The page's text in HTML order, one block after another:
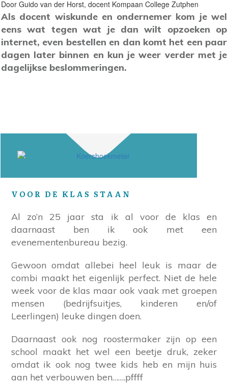
Door Guido van der Horst, docent Kompaan College Zutphen
Als docent wiskunde en ondernemer kom je wel
eens wat tegen wat je dan wilt opzoeken op
internet, even bestellen en dan komt het een paar
dagen later binnen en kun je weer verder met je
dagelijkse beslommeringen.
VOOR DE KLAS STAAN
Al zo’n 25 jaar sta ik al voor de klas en
daarnaast ben ik ook met een
evenementenbureau bezig.
Gewoon omdat allebei heel leuk is maar de
combi maakt het eigenlijk perfect. Niet de hele
week voor de klas maar ook vaak met groepen
mensen (bedrijfsuitjes, kinderen en/of
Leerlingen) leuke dingen doen.
Daarnaast ook nog roostermaker zijn op een
school maakt het wel een beetje druk, zeker
omdat ik ook nog twee kids heb en mijn huis
aan het verbouwen ben…….pffff